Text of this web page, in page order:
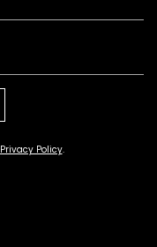
Privacy Policy.